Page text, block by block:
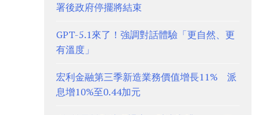
署後政府停擺將結束
GPT-5.1來了！強調對話體驗「更自然、更
有溫度」
宏利金融第三季新造業務價值增長11% 派
息增10%至0.44加元